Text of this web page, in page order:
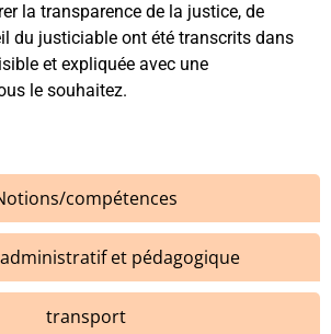
compétences
et pédagogique
transport
la transparence de la justice, de
du justiciable ont été transcrits dans
et expliquée avec une
le souhaitez.